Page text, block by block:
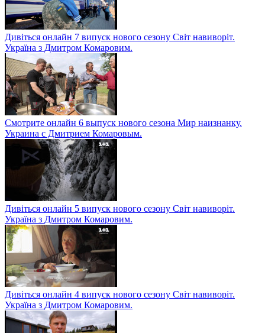
Дивіться онлайн 7 випуск нового сезону Світ навиворіт.
Україна з Дмитром Комаровим.
Смотрите онлайн 6 выпуск нового сезона Мир наизнанку.
Украина с Дмитрием Комаровым.
Дивіться онлайн 5 випуск нового сезону Світ навиворіт.
Україна з Дмитром Комаровим.
Дивіться онлайн 4 випуск нового сезону Світ навиворіт.
Україна з Дмитром Комаровим.